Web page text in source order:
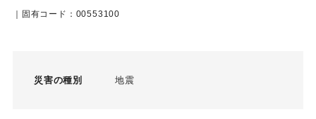
｜固有コード：00553100
災害の種別 地震